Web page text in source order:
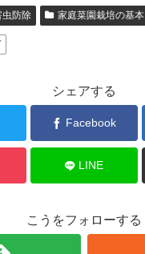
虫防除 家庭菜園栽培の基本
シェアする
Facebook
LINE
こうをフォローする